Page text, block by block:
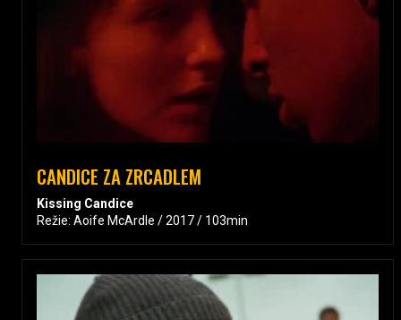
CANDICE ZA ZRCADLEM
Kissing Candice
Režie: Aoife McArdle / 2017 / 103min